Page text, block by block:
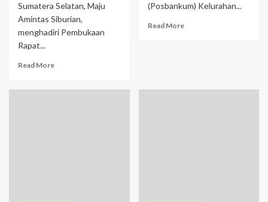
Sumatera Selatan, Maju
Amintas Siburian,
menghadiri Pembukaan
Rapat...
Read More
(Posbankum) Kelurahan...
Read More